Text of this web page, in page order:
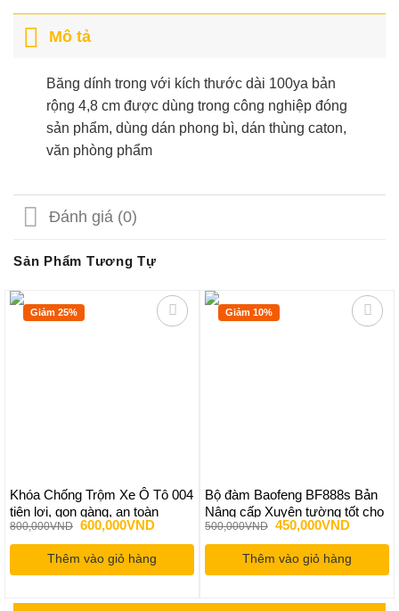
Mô tả
Băng dính trong với kích thước dài 100ya bản
rộng 4,8 cm được dùng trong công nghiệp đóng
sản phẩm, dùng dán phong bì, dán thùng caton,
văn phòng phẩm
Đánh giá (0)
Sản Phẩm Tương Tự
Giảm 25%
Khóa Chống Trộm Xe Ô Tô 004
tiện lợi, gọn gàng, an toàn
800,000VND Giá
là:
800,000VND.
600,000VNDGiá
tại
là:
600,000VND.
Thêm vào giỏ hàng
Giảm 10%
Bộ đàm Baofeng BF888s Bản
Nâng cấp Xuyên tường tốt cho
toà nhà, nội bộ, công trường
tầm xa phượt BF 888s Siêu
bền to lâu
500,000VND Giá
là:
500,000VND.
450,000VNDGiá
tại
là:
Thêm vào giỏ hàng